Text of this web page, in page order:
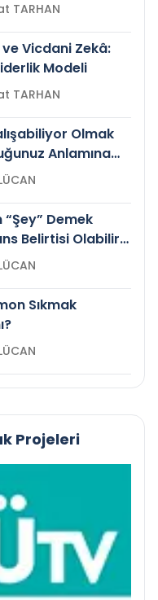
Prof.Dr. Nevzat TARHAN
Vicdani Zekâ:
Modeli
Prof.Dr. Nevzat TARHAN
Olmak
Anlamına
Demek
Belirtisi Olabilir
Sıkmak
Projeleri